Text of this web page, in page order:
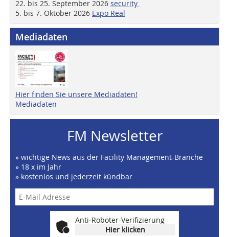
22. bis 25. September 2026 security
5. bis 7. Oktober 2026 Expo Real
Mediadaten
Hier finden Sie unsere Mediadaten!
Mediadaten
FM Newsletter
» wichtige News aus der Facility Management-Branche
» 18 x im Jahr
» kostenlos und jederzeit kündbar
Anti-Roboter-Verifizierung
Hier klicken